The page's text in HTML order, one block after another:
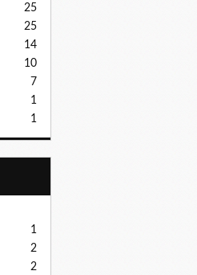
25
25
14
10
7
1
1
1
2
2